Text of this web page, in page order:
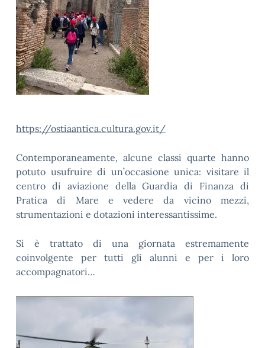
https://ostiaantica.cultura.gov.it/
Contemporaneamente, alcune classi quarte hanno
potuto usufruire di un’occasione unica: visitare il
centro di aviazione della Guardia di Finanza di
Pratica di Mare e vedere da vicino mezzi,
strumentazioni e dotazioni interessantissime.
Sì è trattato di una giornata estremamente
coinvolgente per tutti gli alunni e per i loro
accompagnatori…